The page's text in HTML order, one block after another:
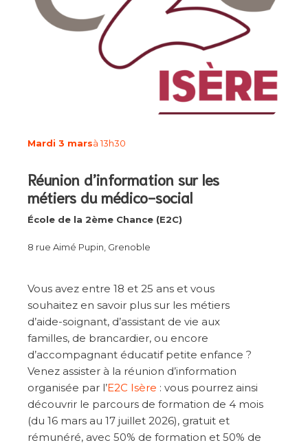
Mardi 3 marsà 13h30
Réunion d’information sur les
métiers du médico-social
École de la 2ème Chance (E2C)
8 rue Aimé Pupin, Grenoble
Vous avez entre 18 et 25 ans et vous
souhaitez en savoir plus sur les métiers
d’aide-soignant, d’assistant de vie aux
familles, de brancardier, ou encore
d’accompagnant éducatif petite enfance ?
Venez assister à la réunion d’information
organisée par l’E2C Isère : vous pourrez ainsi
découvrir le parcours de formation de 4 mois
(du 16 mars au 17 juillet 2026), gratuit et
rémunéré, avec 50% de formation et 50% de